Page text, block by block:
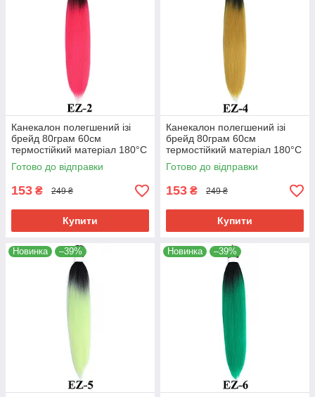
Канекалон полегшений ізі
брейд 80грам 60см
термостійкий матеріал 180°C
EZ-2 хвіст омбре Easy Braid
Готово до відправки
153 ₴ 249 ₴
Купити
Канекалон полегшений ізі
брейд 80грам 60см
термостійкий матеріал 180°C
EZ-4 хвіст омбре Easy Braid
Готово до відправки
153 ₴ 249 ₴
Купити
Новинка –39% Новинка –39%